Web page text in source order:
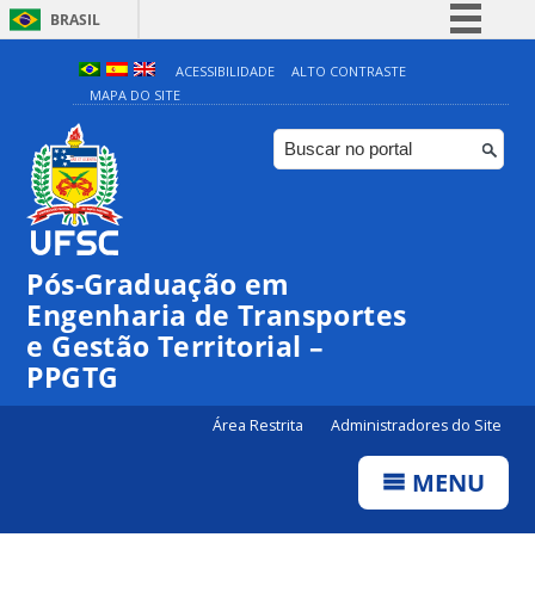
BRASIL
Simplifique!
Comunica BR
Participe
ACESSIBILIDADE
ALTO CONTRASTE
MAPA DO SITE
Pós-Graduação em
Engenharia de Transportes
e Gestão Territorial –
PPGTG
Área Restrita Administradores do Site
MENU